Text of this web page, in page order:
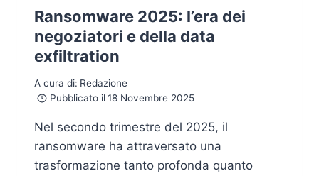
Ransomware 2025: l’era dei
negoziatori e della data
exfiltration
A cura di: Redazione
Pubblicato il 18 Novembre 2025
Nel secondo trimestre del 2025, il
ransomware ha attraversato una
trasformazione tanto profonda quanto